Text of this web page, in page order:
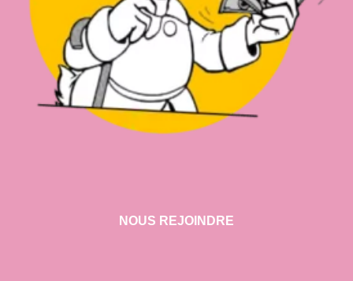
NOUS REJOINDRE